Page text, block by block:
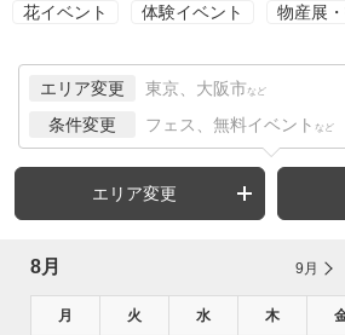
花イベント 体験イベント 物産展
エリア変更 東京、大阪市 など
条件変更 フェス、無料イベント など
エリア変更
8月 9月
月 火 水 木